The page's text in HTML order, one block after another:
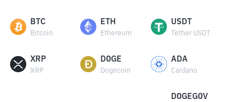
BTC
Bitcoin
ETH
Ethereum
USDT
Tether USDT
XRP
XRP
DOGE
Dogecoin
ADA
Cardano
DOGEGOV